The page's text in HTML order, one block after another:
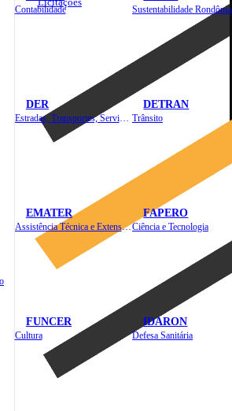
Contabilidade Sustentabilidade Rondônia
DER
Estradas, Transportes, Serviços Públicos
DETRAN
Trânsito
EMATER
Assistência Técnica e Extensão Rural
FAPERO
Ciência e Tecnologia
FUNCER
Cultura
IDARON
Defesa Sanitária